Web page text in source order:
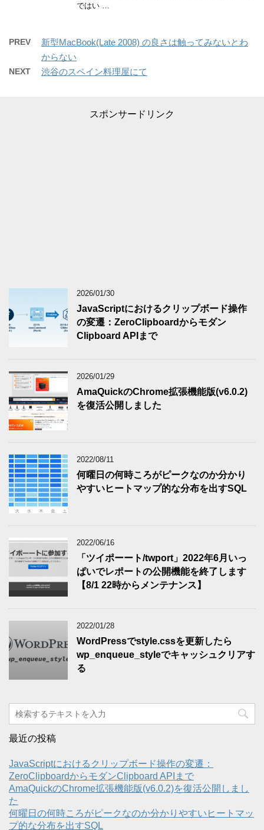
ではい …
PREV
新型MacBook(Late 2008) の良さは触ってみないとわ
からない
NEXT 渋谷のスペイン料理屋にて
スポンサードリンク
2026/01/30
JavaScriptにおけるクリップボード操作
の変遷：ZeroClipboardからモダン
Clipboard APIまで
2026/01/29
AmaQuickのChrome拡張機能版(v6.0.2)
を復活公開しました
2022/08/11
何曜日の何時ころがピークなのか分かり
やすいヒートマップ的な分布を出すSQL
2022/06/16
「ツイポーート/twport」2022年6月いっ
ぱいでレポートの公開機能を終了します
【8/1 22時からメンテナンス】
2022/01/28
WordPressでstyle.cssを更新したら
wp_enqueue_styleでキャッシュクリアす
る
最近の投稿
JavaScriptにおけるクリップボード操作の変遷：
ZeroClipboardからモダンClipboard APIまで
AmaQuickのChrome拡張機能版(v6.0.2)を復活公開しまし
た
何曜日の何時ころがピークなのか分かりやすいヒートマッ
プ的な分布を出すSQL